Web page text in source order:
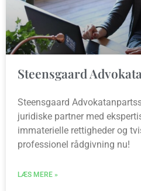
Steensgaard
Steensgaard
juridiske partner med
immaterielle rettigheder og
professionel rådgivning nu!
LÆS MERE »